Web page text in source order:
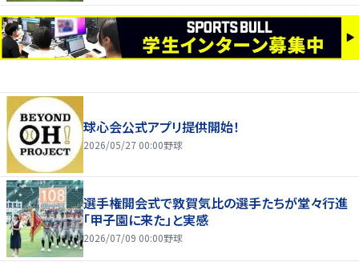
球心会公式アプリ提供開始！
2026/05/27 00:00野球
選手権開会式で敦賀気比の選手たちが堂々行進
「甲子園に来た」と実感
2026/07/09 00:00野球